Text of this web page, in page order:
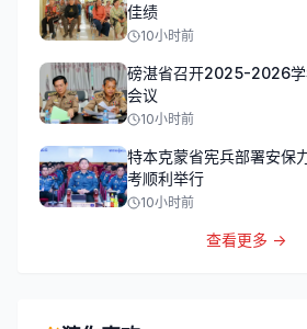
佳绩
10小时前
磅湛省召开2025-2026学
会议
10小时前
特本克蒙省宪兵部署安保
考顺利举行
10小时前
查看更多 →